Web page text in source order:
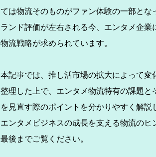
ては物流そのものがファン体験の一部とな
ランド評価が左右される今、エンタメ企業
物流戦略が求められています。
本記事では、推し活市場の拡大によって変
整理した上で、エンタメ物流特有の課題と
を見直す際のポイントを分かりやすく解説
エンタメビジネスの成長を支える物流のヒ
最後までご覧ください。